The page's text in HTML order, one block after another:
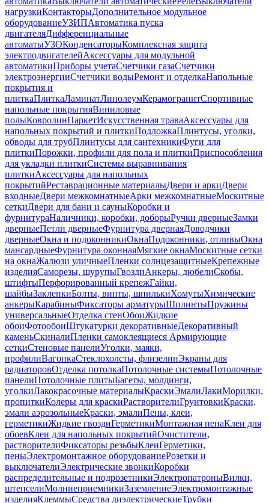
нагрузкиКонтакторыДополнительное модульное
оборудованиеУЗИПАвтоматика пуска
двигателяДифференциальные
автоматыУЗОКонденсаторыКомплексная защита
электродвигателейАксессуары для модульной
автоматикиПриборы учетаСчетчики газаСчетчики
электроэнергииСчетчики водыРемонт и отделкаНапольные
покрытия и
плиткаПлиткаЛаминатЛинолеумКерамогранитСпортивные
напольные покрытияВиниловые
полыКовролинПаркетИскусственная траваАксессуары для
напольных покрытий и плиткиПодложкаПлинтусы, уголки,
обводы для трубПлинтусы для сантехникиФуги для
плиткиПорожки, профили для пола и плиткиПриспособления
для укладки плиткиСистемы выравнивания
плиткиАксессуары для напольных
покрытийРеставрационные материалыДвери и аркиДвери
входныеДвери межкомнатныеАрки межкомнатныеМоскитные
сеткиДвери для бани и сауныКоробки и
фурнитураНаличники, коробки, доборыРучки дверныеЗамки
дверныеПетли дверныеФурнитура двернаяДоводчики
дверныеОкна и подоконникиОкнаПодоконники, отливыОкна
мансардныеФурнитура оконнаяМягкие окнаМоскитные сетки
на окнаЖалюзи уличныеПленки солнцезащитныеКрепежные
изделияСаморезы, шурупыГвоздиАнкеры, дюбелиСкобы,
штифтыПерфорированный крепежГайки,
шайбыЗаклепкиБолты, винты, шпилькиХомутыХимические
анкерыКарабиныФиксаторы арматурыШплинтыПружины
универсальныеОтделка стенОбоиЖидкие
обоиФотообоиШтукатурки декоративныеДекоративный
каменьСкиналиПленки самоклеящиеся Армирующие
сеткиСтеновые панелиУголки, маяки,
профилиВагонкаСтеклохолсты, флизелинЭкраны для
радиаторовОтделка потолкаПотолочные системыПотолочные
панелиПотолочные плитыБагеты, молдинги,
уголкиЛакокрасочные материалыКраскиЭмалиЛакиМорилки,
пропиткиКолеры для краскиРастворителиГрунтовкиКраски,
эмали аэрозольныеКраски, эмалиПены, клеи,
герметикиЖидкие гвоздиГерметикиМонтажная пенаКлеи для
обоевКлеи для напольных покрытийОчистители,
растворителиФиксаторы резьбыКлеиГерметики,
пеныЭлектромонтажное оборудованиеРозетки и
выключателиЭлектрические звонкиКоробки
распределительные и подрозетникиЭлектропатроныВилки,
штепселиМолниеприемникиЗаземлениеЭлектромонтажные
изделияКлеммыСредства диэлектрическиеТрубки